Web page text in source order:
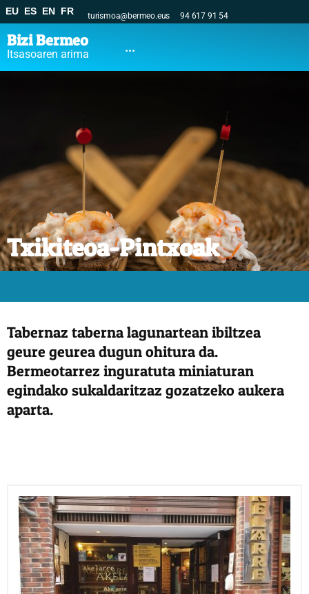
EU ES EN FR turismoa@bermeo.eus 94 617 91 54
Bizi Bermeo
Itsasoaren arima ...
Txikiteoa-Pintxoak
Tabernaz taberna lagunartean ibiltzea
geure geurea dugun ohitura da.
Bermeotarrez inguratuta miniaturan
egindako sukaldaritzaz gozatzeko aukera
aparta.